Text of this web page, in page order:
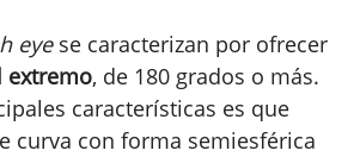
eyese caracterizan por ofrecer
extremo, de 180 grados o más.
características es que
curva con forma semiesférica